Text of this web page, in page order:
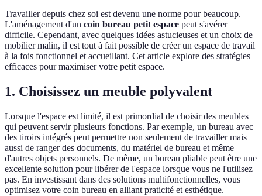
Travailler depuis chez soi est devenu une norme pour beaucoup.
L'aménagement d'un coin bureau petit espace peut s'avérer
difficile. Cependant, avec quelques idées astucieuses et un choix de
mobilier malin, il est tout à fait possible de créer un espace de travail
à la fois fonctionnel et accueillant. Cet article explore des stratégies
efficaces pour maximiser votre petit espace.
1. Choisissez un meuble polyvalent
Lorsque l'espace est limité, il est primordial de choisir des meubles
qui peuvent servir plusieurs fonctions. Par exemple, un bureau avec
des tiroirs intégrés peut permettre non seulement de travailler mais
aussi de ranger des documents, du matériel de bureau et même
d'autres objets personnels. De même, un bureau pliable peut être une
excellente solution pour libérer de l'espace lorsque vous ne l'utilisez
pas. En investissant dans des solutions multifonctionnelles, vous
optimisez votre coin bureau en alliant praticité et esthétique.